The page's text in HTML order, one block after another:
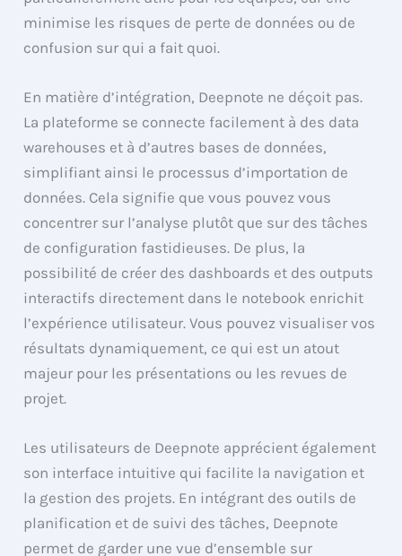
minimise les risques de perte de données ou de
confusion sur qui a fait quoi.
En matière d’intégration, Deepnote ne déçoit pas.
La plateforme se connecte facilement à des data
warehouses et à d’autres bases de données,
simplifiant ainsi le processus d’importation de
données. Cela signifie que vous pouvez vous
concentrer sur l’analyse plutôt que sur des tâches
de configuration fastidieuses. De plus, la
possibilité de créer des dashboards et des outputs
interactifs directement dans le notebook enrichit
l’expérience utilisateur. Vous pouvez visualiser vos
résultats dynamiquement, ce qui est un atout
majeur pour les présentations ou les revues de
projet.
Les utilisateurs de Deepnote apprécient également
son interface intuitive qui facilite la navigation et
la gestion des projets. En intégrant des outils de
planification et de suivi des tâches, Deepnote
permet de garder une vue d’ensemble sur